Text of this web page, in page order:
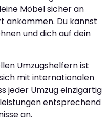
Möbel sicher an
ankommen. Du kannst
und dich auf dein
Umzugshelfern ist
mit internationalen
jeder Umzug einzigartig
entsprechend
an.